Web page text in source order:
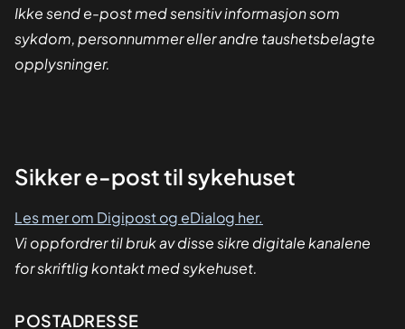
Ikke send e-post med sensitiv informasjon som
sykdom, personnummer eller andre taushetsbelagte
opplysninger.
Sikker
Sikker e-post til sykehuset
Les mer om Digipost og eDialog her.
Vi oppfordrer til bruk av disse sikre digitale kanalene
for skriftlig kontakt med sykehuset.
POSTADRESSE